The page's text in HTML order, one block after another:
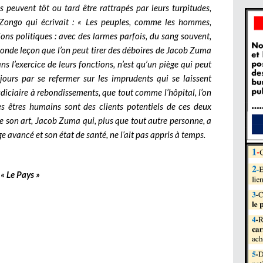
peuvent tôt ou tard être rattrapés par leurs turpitudes,
qui écrivait : « Les peuples, comme les hommes,
politiques : avec des larmes parfois, du sang souvent,
leçon que l’on peut tirer des déboires de Jacob Zuma
l’exercice de leurs fonctions, n’est qu’un piège qui peut
par se refermer sur les imprudents qui se laissent
à rebondissements, que tout comme l’hôpital, l’on
êtres humains sont des clients potentiels de ces deux
son art, Jacob Zuma qui, plus que tout autre personne, a
avancé et son état de santé, ne l’ait pas appris à temps.
« Le Pays »